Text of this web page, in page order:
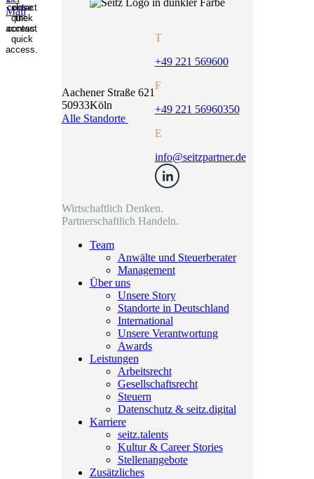
Aachener Straße 621
50933Köln
Alle Standorte
T
+49 221 569600
F
+49 221 56960350
E
info@seitzpartner.de
Wirtschaftlich Denken.
Partnerschaftlich Handeln.
Team
Anwälte und Steuerberater
Management
Über uns
Unsere Story
Standorte in Deutschland
International
Unsere Verantwortung
Awards
Leistungen
Arbeitsrecht
Gesellschaftsrecht
Steuern
Datenschutz & seitz.digital
Karriere
seitz.talents
Kultur & Career Stories
Stellenangebote
Zusätzliches